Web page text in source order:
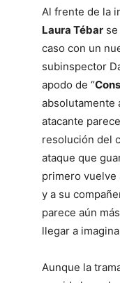
Al frente de la
Laura Tébar
caso con un
subinspector
apodo de “Cons
absolutamente
atacante
resolución del
ataque que
primero vuelve
y a su
parece aún
llegar a
Aunque la